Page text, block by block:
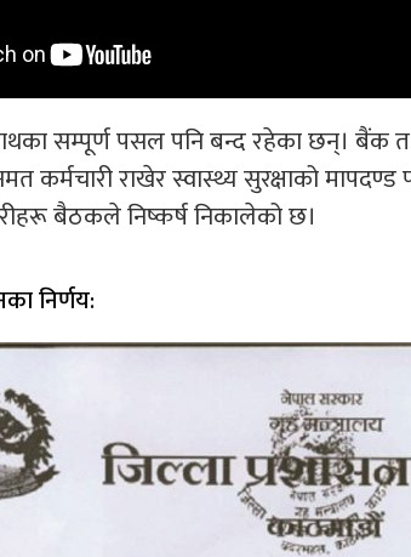
सम्पूर्ण पसल पनि बन्द रहेका छन्। बैंक
कर्मचारी राखेर स्वास्थ्य सुरक्षाको मापदण्ड
बैठकले निष्कर्ष निकालेको छ।
निर्णय: